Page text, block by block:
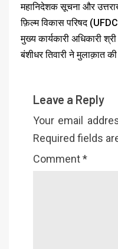
महानिदेशक सूचना और
फ़िल्म विकास परिषद
मुख्य कार्यकारी अधिकारी श्री
बंशीधर तिवारी ने मुलाक़ात
Leave a Reply
Your email
Required fields
Comment*